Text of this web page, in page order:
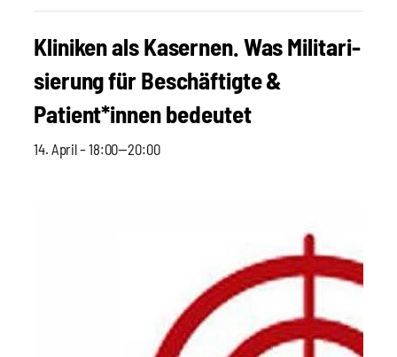
Kli­ni­ken als Kaser­nen. Was Mili­ta­ri­
sie­rung für Beschäf­tig­te &
Patient*innen bedeu­tet
14. April – 18:00—20:00